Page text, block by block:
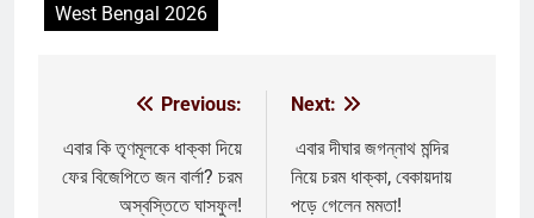
West Bengal 2026
navigation
Previous:
এবার কি তৃণমূলকে ধাক্কা দিয়ে
ফের বিজেপিতে জন বার্লা? চরম
অস্বস্তিতে ঘাসফুল!
Next:
এবার দীঘার জগন্নাথ মন্দির
নিয়ে চরম ধাক্কা, বেকায়দায়
পড়ে গেলেন মমতা!